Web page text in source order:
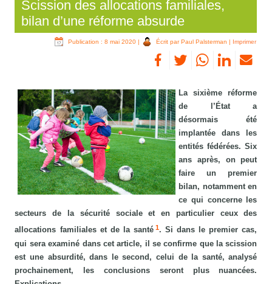
Scission des allocations familiales,
bilan d’une réforme absurde
Publication : 8 mai 2020 | Écrit par Paul Palsterman | Imprimer
La sixième réforme
de l’État a
désormais été
implantée dans les
entités fédérées. Six
ans après, on peut
faire un premier
bilan, notamment en
ce qui concerne les
secteurs de la sécurité sociale et en particulier ceux des
allocations familiales et de la santé 1. Si dans le premier cas,
qui sera examiné dans cet article, il se confirme que la scission
est une absurdité, dans le second, celui de la santé, analysé
prochainement, les conclusions seront plus nuancées.